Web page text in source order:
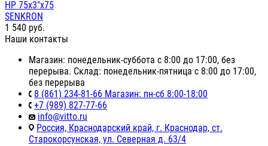
НР 75х3"х75
SENKRON
1 540 руб.
Наши контакты
Магазин: понедельник-суббота с 8:00 до 17:00, без
перерыва. Склад: понедельник-пятница с 8:00 до 17:00,
без перерыва
8 (861) 234-81-66 Магазин: пн-сб 8:00-18:00
+7 (989) 827-77-66
info@vitto.ru
Россия, Краснодарский край, г. Краснодар, ст.
Старокорсунская, ул. Северная д. 63/4